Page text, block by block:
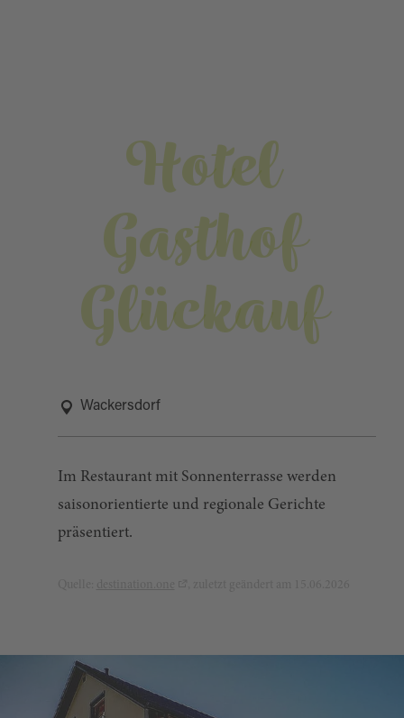
Hotel
Gasthof
Glückauf
Wackersdorf
Im Restaurant mit Sonnenterrasse werden
saisonorientierte und regionale Gerichte
präsentiert.